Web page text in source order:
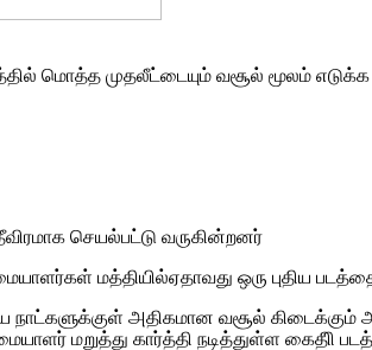
மொத்த முதலீட்டையும் வசூல் மூலம் எடுக்க
செயல்பட்டு வருகின்றனர்
மத்தியில்ஏதாவது ஒரு புதிய
அதிகமான வசூல் கிடைக்கும்
மறுத்து கார்த்தி நடித்துள்ள கைதிி